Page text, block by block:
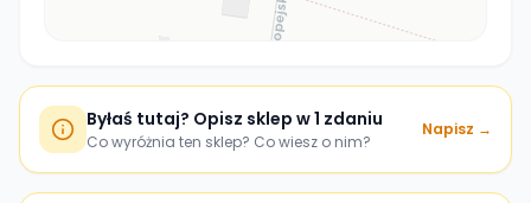
Byłaś tutaj? Opisz sklep w 1 zdaniu
Co wyróżnia ten sklep? Co wiesz o nim?
Napisz →